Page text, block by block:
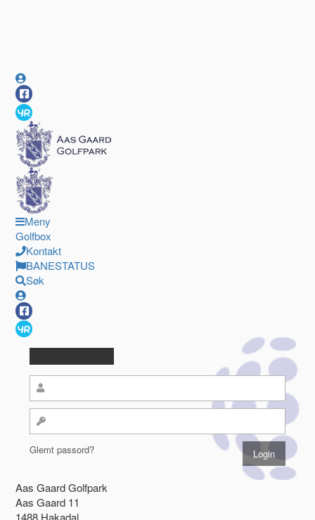
Meny
Golfbox
Kontakt
BANESTATUS
Søk
Glemt passord?
Aas Gaard Golfpark
Aas Gaard 11
1488 Hakadal